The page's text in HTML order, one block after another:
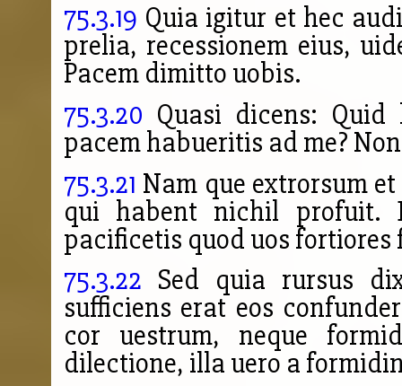
75.3.19 Quia igitur et hec
prelia, recessionem eius,
Pacem dimitto uobis.
75.3.20 Quasi dicens:
pacem habueritis ad me?
75.3.21 Nam que extrorsum
qui habent nichil profuit.
pacificetis quod uos fortiores
75.3.22 Sed quia rursus
sufficiens erat eos
cor uestrum, neque
dilectione, illa uero a